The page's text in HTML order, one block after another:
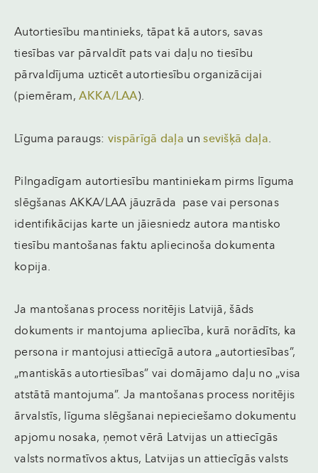
Autortiesību mantinieks, tāpat kā autors, savas
tiesības var pārvaldīt pats vai daļu no tiesību
pārvaldījuma uzticēt autortiesību organizācijai
(piemēram,AKKA/LAA).
Līguma paraugs: vispārīgā daļa unsevišķā daļa.
Pilngadīgam autortiesību mantiniekam pirms līguma
slēgšanas AKKA/LAA jāuzrāda pase vai personas
identifikācijas karte un jāiesniedz autora mantisko
tiesību mantošanas faktu apliecinoša dokumenta
kopija.
Ja mantošanas process noritējis Latvijā, šāds
dokuments ir mantojuma apliecība, kurā norādīts, ka
persona ir mantojusi attiecīgā autora „autortiesības”,
„mantiskās autortiesības” vai domājamo daļu no „visa
atstātā mantojuma”. Ja mantošanas process noritējis
ārvalstīs, līguma slēgšanai nepieciešamo dokumentu
apjomu nosaka, ņemot vērā Latvijas un attiecīgās
valsts normatīvos aktus, Latvijas un attiecīgās valsts